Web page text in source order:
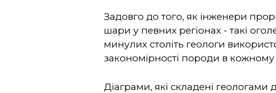
Задовго до того, як інженери
шари у певних регіонах - такі
минулих століть геологи
закономірності породи в кожному
Діаграми, які складені геологами